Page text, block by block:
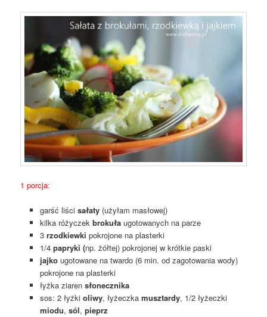
1 porcja:
garść liści sałaty (użyłam masłowej)
kilka różyczekbrokułaugotowanych na parze
3 rzodkiewki pokrojone na plasterki
1/4 papryki (np. żółtej) pokrojonej w krótkie paski
jajkougotowane na twardo (6 min. od zagotowania wody)
pokrojone na plasterki
łyżka ziaren słonecznika
sos: 2 łyżki oliwy, łyżeczka musztardy, 1/2 łyżeczki
miodu, sól, pieprz